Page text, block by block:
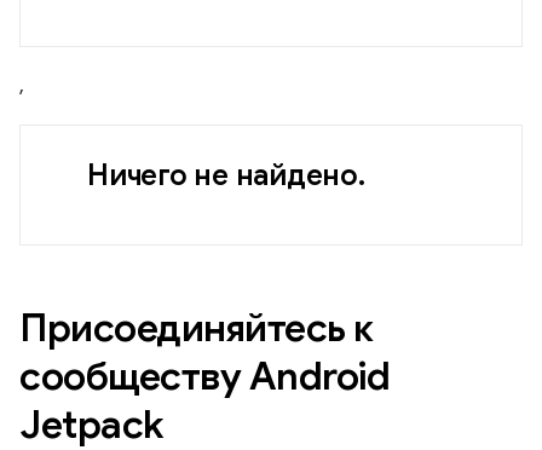
,
Ничего не найдено.
Присоединяйтесь к
сообществу Android
Jetpack